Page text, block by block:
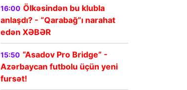
16:00 Ölkəsindən bu klubla
anlaşdı? - “Qarabağ”ı narahat
edən XƏBƏR
15:50 “Asadov Pro Bridge” -
Azərbaycan futbolu üçün yeni
fursət!